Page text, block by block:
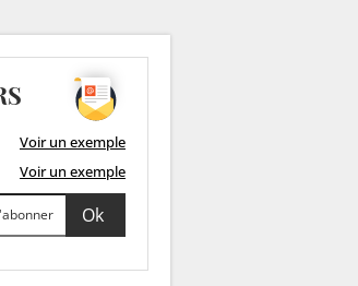
Voir un exemple
Voir un exemple